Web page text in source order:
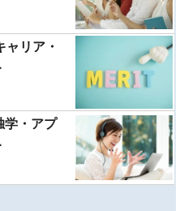
リア・
学・アプ